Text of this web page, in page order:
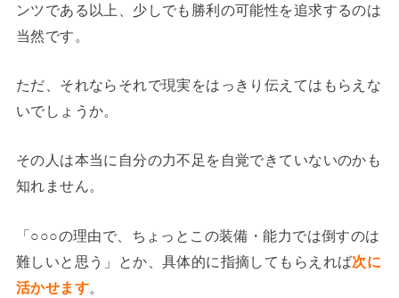
ンツである以上、少しでも勝利の可能性を追求するのは
当然です。
ただ、それならそれで現実をはっきり伝えてはもらえな
いでしょうか。
その人は本当に自分の力不足を自覚できていないのかも
知れません。
「○○○の理由で、ちょっとこの装備・能力では倒すのは
難しいと思う」とか、具体的に指摘してもらえれば次に
活かせます。